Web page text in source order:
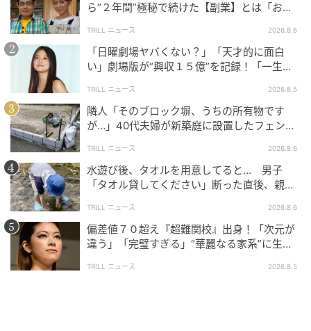
ら“２年間”極秘で続けた【副業】とは「お金
TRILL ニュース 2026.8.6
「日曜劇場ヤバくない？」「天才的に面白
い」劇場版が“興収１５億”を記録！「一生言
TRILL ニュース 2026.8.5
隣人「そのブロック塀、うちの所有物です
が…」40代夫婦が新築庭に設置したフェン
TRILL ニュース 2026.8.6
水遊び後、タオルを用意してると… 男子
「タオル貸してください」断った直後、親が
TRILL ニュース 2026.8.6
偏差値７０超え『超難関校』出身！「次元が
違う」「完璧すぎる」“華麗なる家系”に生ま
TRILL ニュース 2026.8.5